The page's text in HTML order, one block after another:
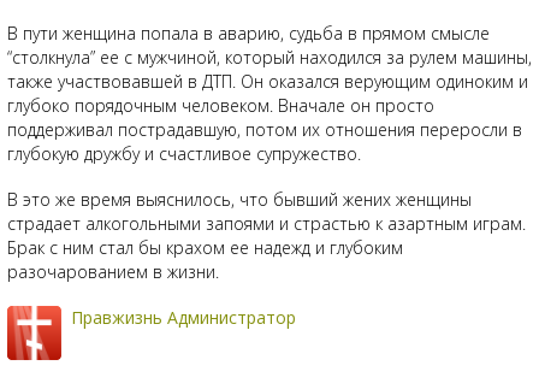
В пути женщина попала в аварию, судьба в прямом смысле
“столкнула” ее с мужчиной, который находился за рулем машины,
также участвовавшей в ДТП. Он оказался верующим одиноким и
глубоко порядочным человеком. Вначале он просто
поддерживал пострадавшую, потом их отношения переросли в
глубокую дружбу и счастливое супружество.
В это же время выяснилось, что бывший жених женщины
страдает алкогольными запоями и страстью к азартным играм.
Брак с ним стал бы крахом ее надежд и глубоким
разочарованием в жизни.
Правжизнь Администратор